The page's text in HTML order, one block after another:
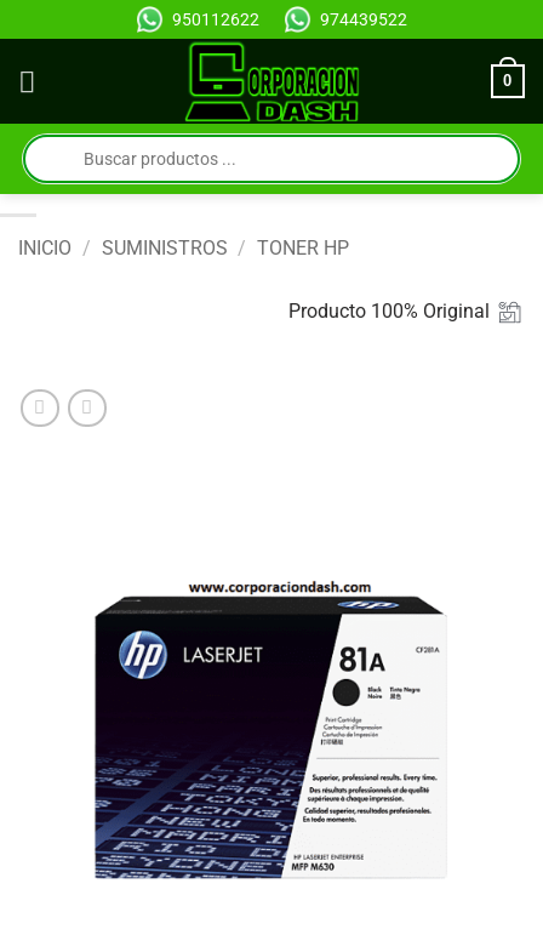
al
contenido
950112622 974439522
0
Búsqueda
de
productos
INICIO / SUMINISTROS / TONER HP
Producto 100% Original